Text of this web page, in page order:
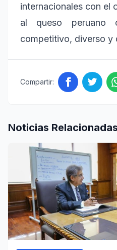
internacionales con el
al queso peruano
competitivo, diverso y
Compartir:
Noticias Relacionadas